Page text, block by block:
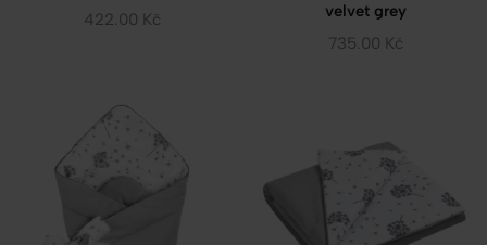
422.00 Kč
velvet grey
735.00 Kč